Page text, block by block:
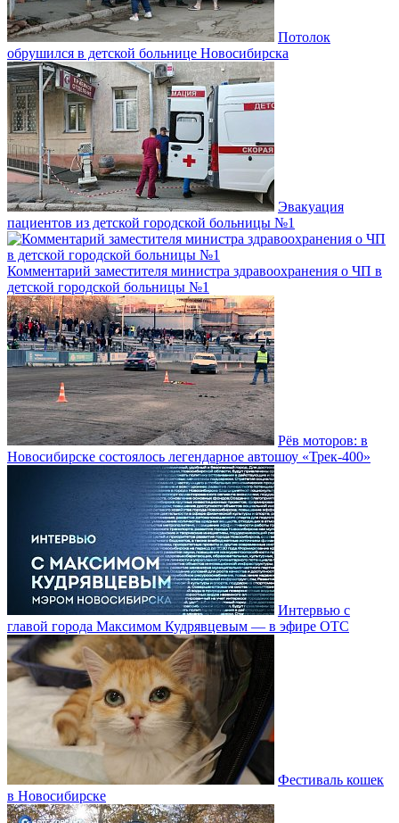
Потолок
обрушился в детской больнице Новосибирска
Эвакуация
пациентов из детской городской больницы №1
Комментарий заместителя министра здравоохранения о ЧП в
детской городской больницы №1
Рёв моторов: в
Новосибирске состоялось легендарное автошоу «Трек-400»
Интервью с
главой города Максимом Кудрявцевым — в эфире ОТС
Фестиваль кошек
в Новосибирске